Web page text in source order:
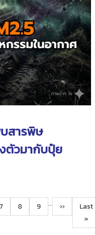
สารพิษ
ตัวมากับปุ๋ย
Page
7 Page
8 Page
9 …
Next
page
››
Last
page
Last
»